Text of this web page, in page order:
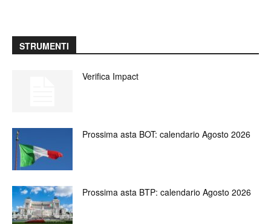
STRUMENTI
Verifica Impact
Prossima asta BOT: calendario Agosto 2026
Prossima asta BTP: calendario Agosto 2026